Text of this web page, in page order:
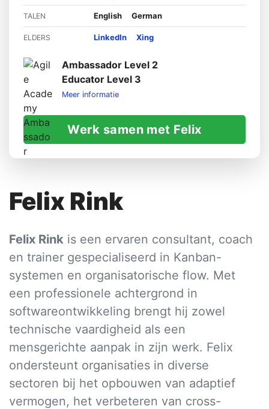
TALEN English German
ELDERS LinkedIn Xing
Ambassador Level 2
Educator Level 3
Meer informatie
Werk samen met Felix
Felix Rink
Felix Rink is een ervaren consultant, coach
en trainer gespecialiseerd in Kanban-
systemen en organisatorische flow. Met
een professionele achtergrond in
softwareontwikkeling brengt hij zowel
technische vaardigheid als een
mensgerichte aanpak in zijn werk. Felix
ondersteunt organisaties in diverse
sectoren bij het opbouwen van adaptief
vermogen, het verbeteren van cross-